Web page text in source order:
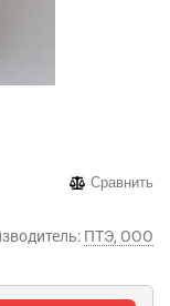
Сравнить
ПТЭ, ООО